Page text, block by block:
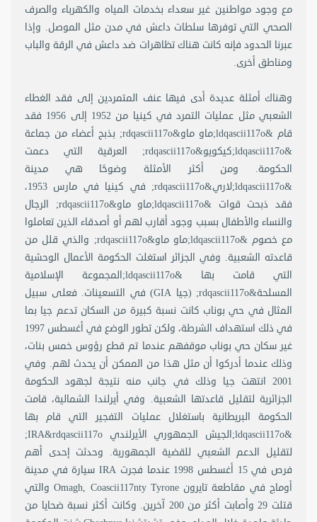
مع وجود مواطنين غير سعداء بخدمات المياه والكهرباء والصرف
الصحي التي توفرها سلطات داعش في مدن مثل الموصل. وإذا
عبرنا الحدود فإنه كانت هناك تظاهرات ضد داعش في الرقة والباب
ومناطق أخرى.
وهناك أمثلة عديدة أدى فيها عنف المتمردين إلى فقد الغطاء
الشعبي مثل عمليات التمرد في كينيا من 1952 إلى 1956 فقد
قام &ldqascii117o;ماو ماو&rdqascii117o; بذبح أعضاء من جماعة
&ldqascii117o;كيكويو&rdqascii117o; العرقية التي دعمت
الحكومة. ومن أكثر الأمثلة وضوحًا هي مدينة
&ldqascii117o;لاري&rdqascii117o; في كينيا في مارس 1953،
فقد ذبحت قوات &ldqascii117o;ماو ماو&rdqascii117o; الرجال
والنساء والأطفال بسبب وجود أقارب لهم أو أصدقاء الذين تعاملوا
مع خصوم &ldqascii117o;ماو ماو&rdqascii117o; والذي قلل من
قاعدته الشعبية. وفي الجزائر استغلت الحكومة الأعمال الوحشية
التي قامت بها &ldqascii117o;المجموعة الإسلامية
المسلحة&rdqascii117o; (جيا GIA) في التسعينات. فعلى سبيل
المثال في حي بوناب كانت نسبة كبيرة من السكان تدعم جيا بما
في ذلك استهداف الشرطة، ولكن تطور الوضع في أغسطس 1997
غير سكان حي بوناب موقفهم عندما تم قطع رؤوس خمس بنات،
وذلك عندما أدركوا أن مثل هذا من الممكن أن يحدث لهم. وفي
2001 انتهت جيا وذلك في جانب منه نتيجة لجهود الحكومة
الجزائرية لتقليل قاعدتها الشعبية. وفي أيرلندا الشمالية، قامت
الحكومة البريطانية باستغلال عمليات التفجير التي قام بها
&ldqascii117o;الجيش الجمهوري الأيرلندي IRA&rdqascii117o;
لتقليل الدعم الشعبي للقضية الجمهورية. وحدثت إحدى أهم
فرص في 15 أغسطس 1998 عندما فجرت IRA سيارة في مدينة
أوماج في مقاطعة تايرون Omagh, Coascii117nty Tyrone والتي
قتلت 29 وأصابت أكثر من 200 آخرين. وكانت أكثر نسبة ضحايا من